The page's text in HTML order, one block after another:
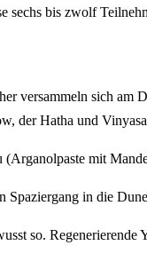
bis zwolf
versammeln sich
der Hatha und
mit
in die
so.